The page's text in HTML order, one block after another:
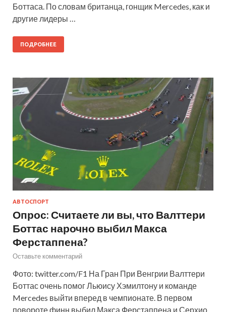
Боттаса. По словам британца, гонщик Mercedes, как и
другие лидеры …
ПОДРОБНЕЕ
АВТОСПОРТ
Опрос: Считаете ли вы, что Валттери
Боттас нарочно выбил Макса
Ферстаппена?
Оставьте комментарий
Фото: twitter.com/F1 На Гран При Венгрии Валттери
Боттас очень помог Льюису Хэмилтону и команде
Mercedes выйти вперед в чемпионате. В первом
повороте финн выбил Макса Ферстаппена и Серхио